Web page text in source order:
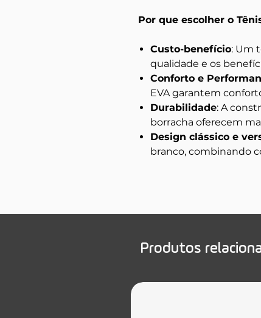
Por que escolher o
Custo-benefício: Um
qualidade e os
Conforto e
EVA garantem
Durabilidade: A
borracha oferecem
Design clássico e
branco, combinando
Produtos